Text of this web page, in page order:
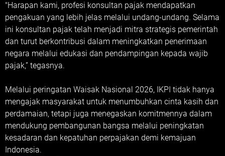
"Harapan kami, profesi konsultan pajak mendapatkan
pengakuan yang lebih jelas melalui undang-undang. Selama
ini konsultan pajak telah menjadi mitra strategis pemerintah
dan turut berkontribusi dalam meningkatkan penerimaan
negara melalui edukasi dan pendampingan kepada wajib
pajak,” tegasnya.
Melalui peringatan Waisak Nasional 2026, IKPI tidak hanya
mengajak masyarakat untuk menumbuhkan cinta kasih dan
perdamaian, tetapi juga menegaskan komitmennya dalam
mendukung pembangunan bangsa melalui peningkatan
kesadaran dan kepatuhan perpajakan demi kemajuan
Indonesia.